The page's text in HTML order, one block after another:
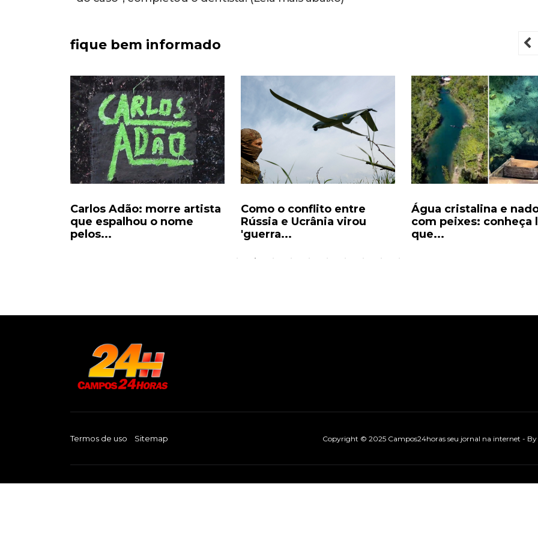
fique bem informado
Carlos Adão: morre artista
que espalhou o nome
pelos...
Como o conflito entre
Rússia e Ucrânia virou
'guerra...
Água cristalina e
com peixes: conheça
que...
Termos de uso Sitemap Copyright © 2025 Campos24horas seu jornal na internet - By